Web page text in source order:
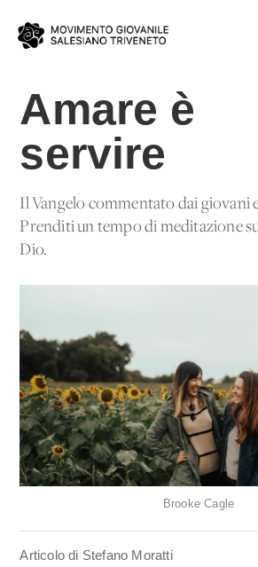
Amare è
servire
Il Vangelo commentato dai giovani
Prenditi un tempo di meditazione
Dio.
Brooke Cagle
Articolo di Stefano Moratti